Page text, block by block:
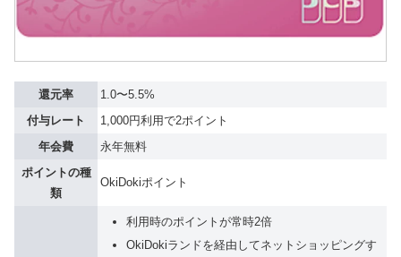
還元率
1.0〜5.5%
付与レート
1,000円利用で2ポイント
年会費
永年無料
ポイントの種
類
OkiDokiポイント
利用時のポイントが常時2倍
OkiDokiランドを経由してネットショッピングす